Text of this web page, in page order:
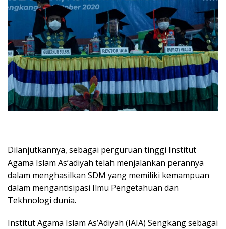
Dilanjutkannya, sebagai perguruan tinggi Institut
Agama Islam As’adiyah telah menjalankan perannya
dalam menghasilkan SDM yang memiliki kemampuan
dalam mengantisipasi Ilmu Pengetahuan dan
Tekhnologi dunia.
Institut Agama Islam As’Adiyah (IAIA) Sengkang sebagai